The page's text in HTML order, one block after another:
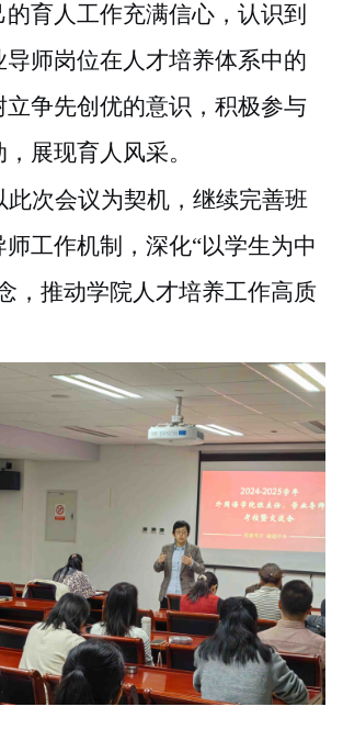
育人工作充满信心，认识到
师岗位在人才培养体系中的
立争先创优的意识，积极参与
展现育人风采。
此次会议为契机，继续完善班
师工作机制，深化“以学生为中
，推动学院人才培养工作高质